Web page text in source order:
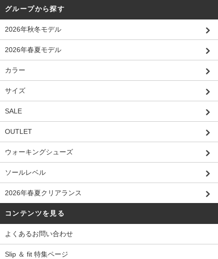
グループから探す
2026年秋冬モデル
2026年春夏モデル
カラー
サイズ
SALE
OUTLET
ウォーキングシューズ
ソールレベル
2026年春夏クリアランス
コンテンツを見る
よくあるお問い合わせ
Slip ＆ fit 特集ページ